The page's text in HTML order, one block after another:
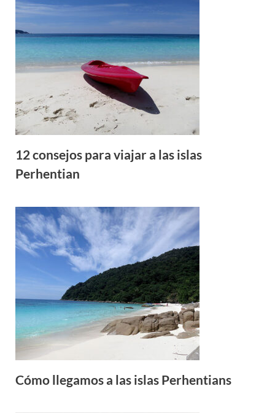
12 consejos para viajar a las islas
Perhentian
Cómo llegamos a las islas Perhentians